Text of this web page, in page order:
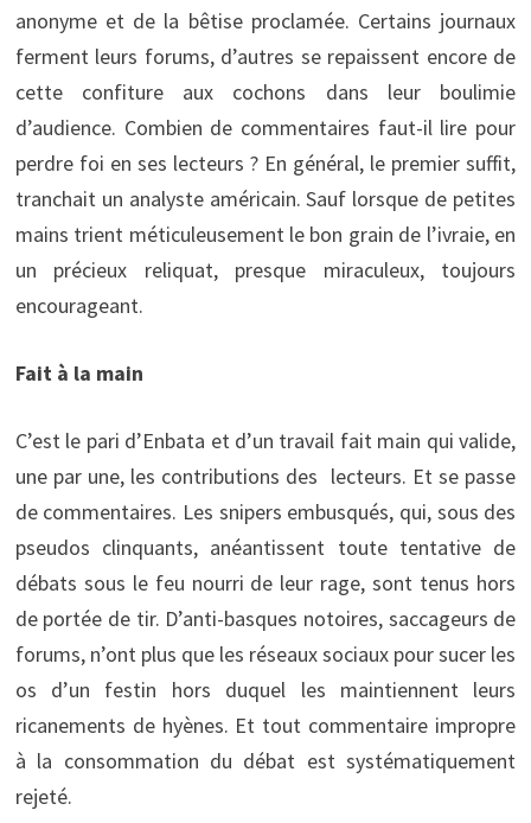
anonyme et de la bêtise proclamée. Certains journaux
ferment leurs forums, d’autres se repaissent encore de
cette confiture aux cochons dans leur boulimie
d’audience. Combien de commentaires faut-il lire pour
perdre foi en ses lecteurs ? En général, le premier suffit,
tranchait un analyste américain. Sauf lorsque de petites
mains trient méticuleusement le bon grain de l’ivraie, en
un précieux reliquat, presque miraculeux, toujours
encourageant.
Fait à la main
C’est le pari d’Enbata et d’un travail fait main qui valide,
une par une, les contributions des lecteurs. Et se passe
de commentaires. Les snipers embusqués, qui, sous des
pseudos clinquants, anéantissent toute tentative de
débats sous le feu nourri de leur rage, sont tenus hors
de portée de tir. D’anti-basques notoires, saccageurs de
forums, n’ont plus que les réseaux sociaux pour sucer les
os d’un festin hors duquel les maintiennent leurs
ricanements de hyènes. Et tout commentaire impropre
à la consommation du débat est systématiquement
rejeté.